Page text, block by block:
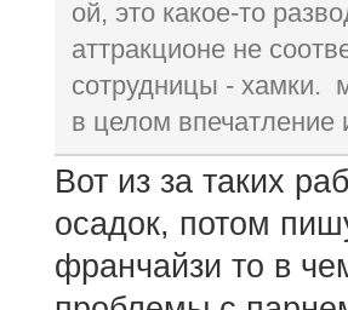
ой, это какое-то
аттракционе не
сотрудницы - хамки.
в целом впечатление
Вот из за таких
осадок, потом
франчайзи то в